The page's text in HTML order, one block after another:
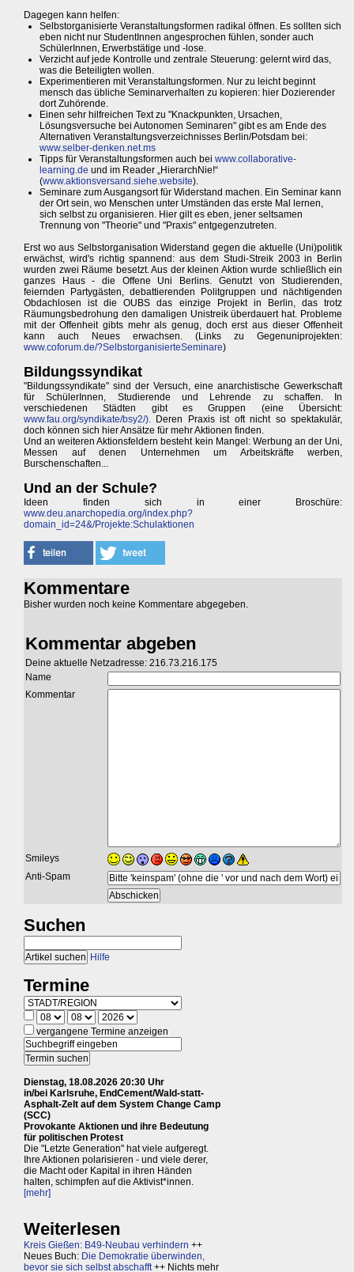
Dagegen kann helfen:
Selbstorganisierte Veranstaltungsformen radikal öffnen. Es sollten sich
eben nicht nur StudentInnen angesprochen fühlen, sonder auch
SchülerInnen, Erwerbstätige und -lose.
Verzicht auf jede Kontrolle und zentrale Steuerung: gelernt wird das,
was die Beteiligten wollen.
Experimentieren mit Veranstaltungsformen. Nur zu leicht beginnt
mensch das übliche Seminarverhalten zu kopieren: hier Dozierender
dort Zuhörende.
Einen sehr hilfreichen Text zu "Knackpunkten, Ursachen,
Lösungsversuche bei Autonomen Seminaren" gibt es am Ende des
Alternativen Veranstaltungsverzeichnisses Berlin/Potsdam bei:
www.selber-denken.net.ms
Tipps für Veranstaltungsformen auch bei www.collaborative-
learning.de und im Reader „HierarchNie!“
(www.aktionsversand.siehe.website).
Seminare zum Ausgangsort für Widerstand machen. Ein Seminar kann
der Ort sein, wo Menschen unter Umständen das erste Mal lernen,
sich selbst zu organisieren. Hier gilt es eben, jener seltsamen
Trennung von "Theorie" und "Praxis" entgegenzutreten.
Erst wo aus Selbstorganisation Widerstand gegen die aktuelle (Uni)politik
erwächst, wird's richtig spannend: aus dem Studi-Streik 2003 in Berlin
wurden zwei Räume besetzt. Aus der kleinen Aktion wurde schließlich ein
ganzes Haus - die Offene Uni Berlins. Genutzt von Studierenden,
feiernden Partygästen, debattierenden Politgruppen und nächtigenden
Obdachlosen ist die OUBS das einzige Projekt in Berlin, das trotz
Räumungsbedrohung den damaligen Unistreik überdauert hat. Probleme
mit der Offenheit gibts mehr als genug, doch erst aus dieser Offenheit
kann auch Neues erwachsen. (Links zu Gegenuniprojekten:
www.coforum.de/?SelbstorganisierteSeminare)
Bildungssyndikat
"Bildungssyndikate" sind der Versuch, eine anarchistische Gewerkschaft
für SchülerInnen, Studierende und Lehrende zu schaffen. In
verschiedenen Städten gibt es Gruppen (eine Übersicht:
www.fau.org/syndikate/bsy2/). Deren Praxis ist oft nicht so spektakulär,
doch können sich hier Ansätze für mehr Aktionen finden.
Und an weiteren Aktionsfeldern besteht kein Mangel: Werbung an der Uni,
Messen auf denen Unternehmen um Arbeitskräfte werben,
Burschenschaften...
Und an der Schule?
Ideen finden sich in einer Broschüre:
www.deu.anarchopedia.org/index.php?
domain_id=24&/Projekte:Schulaktionen
Kommentare
Bisher wurden noch keine Kommentare abgegeben.
Kommentar abgeben
Deine aktuelle Netzadresse: 216.73.216.175
Name
Kommentar
Smileys
Anti-Spam
Suchen
Hilfe
Termine
vergangene Termine anzeigen
Dienstag, 18.08.2026 20:30 Uhr
in/bei Karlsruhe, EndCement/Wald-statt-
Asphalt-Zelt auf dem System Change Camp
(SCC)
Provokante Aktionen und ihre Bedeutung
für politischen Protest
Die "Letzte Generation" hat viele aufgeregt.
Ihre Aktionen polarisieren - und viele derer,
die Macht oder Kapital in ihren Händen
halten, schimpfen auf die Aktivist*innen.
[mehr]
Weiterlesen
Kreis Gießen: B49-Neubau verhindern ++
Neues Buch: Die Demokratie überwinden,
bevor sie sich selbst abschafft++ Nichts mehr